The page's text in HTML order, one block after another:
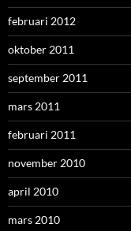
februari 2012
oktober 2011
september 2011
mars 2011
februari 2011
november 2010
april 2010
mars 2010